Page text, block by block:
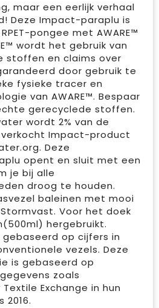
maar een eerlijk verhaal
Deze Impact-paraplu is
pongee met AWARE™
wordt het gebruik van
stoffen en claims over
door gebruik te
fysieke tracer en
van AWARE™. Bespaar
gerecyclede stoffen.
wordt 2% van de
Impact-product
Deze
opent en sluit met een
je bij alle
droog te houden.
baleinen met mooi
Voor het doek
hergebruikt.
op cijfers in
vezels. Deze
is gebaseerd op
zoals
Exchange in hun
2016.